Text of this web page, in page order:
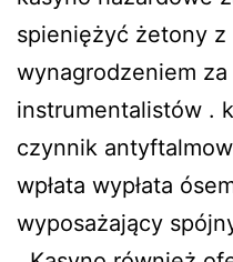
spieniężyć żetony z
wynagrodzeniem
instrumentalistów .
czynnik
wpłata wypłata
wyposażający